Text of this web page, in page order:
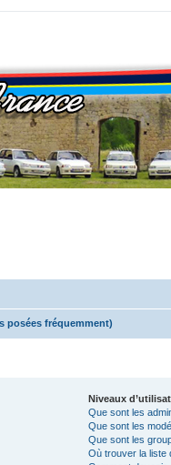
posées fréquemment)
Niveaux
Que sont les
Que sont les
Que sont les
Où trouver la liste